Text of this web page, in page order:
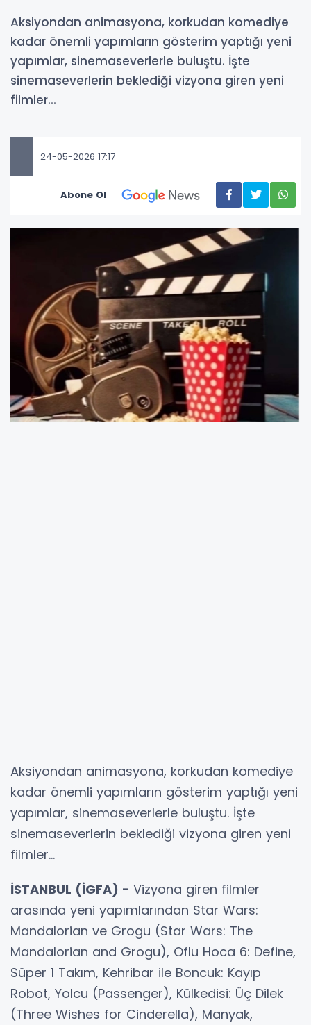
Aksiyondan animasyona, korkudan komediye
kadar önemli yapımların gösterim yaptığı yeni
yapımlar, sinemaseverlerle buluştu. İşte
sinemaseverlerin beklediği vizyona giren yeni
filmler...
24-05-2026 17:17
Abone Ol
Aksiyondan animasyona, korkudan komediye
kadar önemli yapımların gösterim yaptığı yeni
yapımlar, sinemaseverlerle buluştu. İşte
sinemaseverlerin beklediği vizyona giren yeni
filmler...
İSTANBUL (İGFA) - Vizyona giren filmler
arasında yeni yapımlarından Star Wars:
Mandalorian ve Grogu (Star Wars: The
Mandalorian and Grogu), Oflu Hoca 6: Define,
Süper 1 Takım, Kehribar ile Boncuk: Kayıp
Robot, Yolcu (Passenger), Külkedisi: Üç Dilek
(Three Wishes for Cinderella), Manyak,